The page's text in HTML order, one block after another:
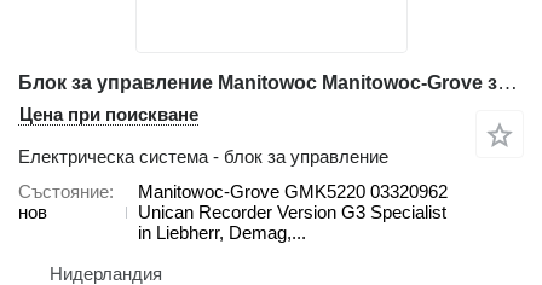
Блок за управление Manitowoc Manitowoc-Grove за автокран Grove GMK5220
Цена при поискване
Електрическа система - блок за управление
Състояние
нов
Manitowoc-Grove GMK5220 03320962
Unican Recorder Version G3 Specialist
in Liebherr, Demag,...
Нидерландия